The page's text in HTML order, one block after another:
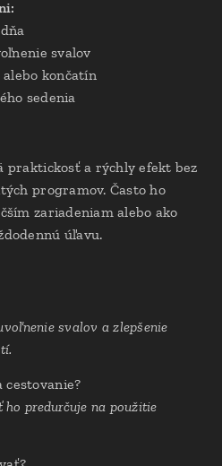
svalov
končatín
sedenia
praktickosť a rýchly efekt bez
programov. Často ho
zariadeniam alebo ako
úľavu.
svalov a zlepšenie
cestovanie?
predurčuje na použitie